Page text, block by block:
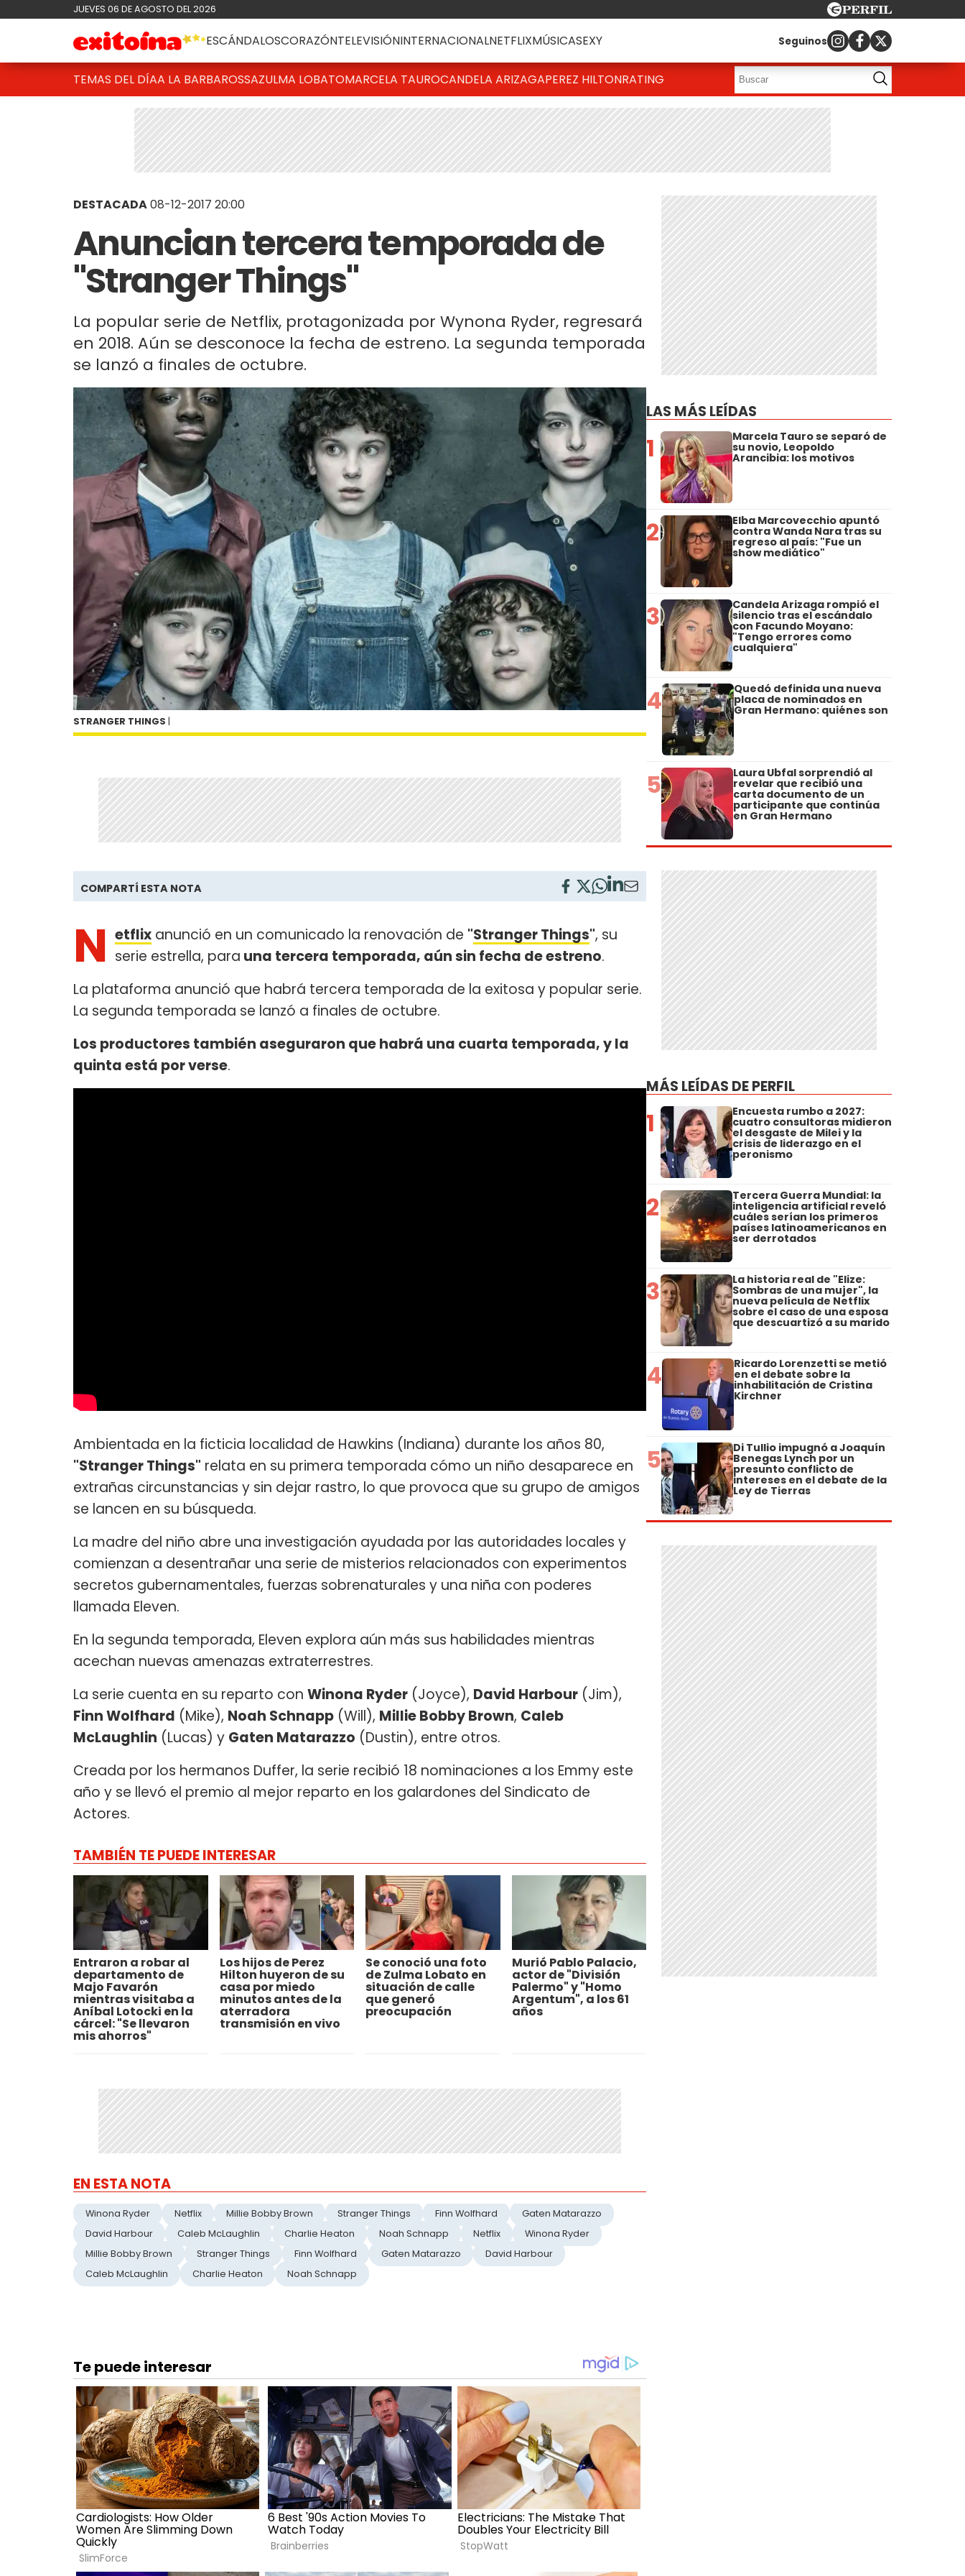
JUEVES 06 DE AGOSTO DEL 2026
ESCÁNDALOSCORAZÓNTELEVISIÓNINTERNACIONALNETFLIXMÚSICASEXY Seguinos
TEMAS DEL DÍAA LA BARBAROSSAZULMA LOBATOMARCELA TAUROCANDELA ARIZAGAPEREZ HILTONRATING
DESTACADA08-12-2017 20:00
Anuncian tercera temporada de
"Stranger Things"
La popular serie de Netflix, protagonizada por Wynona Ryder, regresará
en 2018. Aún se desconoce la fecha de estreno. La segunda temporada
se lanzó a finales de octubre.
STRANGER THINGS |
COMPARTÍ ESTA NOTA
N etflix anunció en un comunicado la renovación de "Stranger Things", su
serie estrella, para una tercera temporada, aún sin fecha de estreno.
La plataforma anunció que habrá tercera temporada de la exitosa y popular serie.
La segunda temporada se lanzó a finales de octubre.
Los productores también aseguraron que habrá una cuarta temporada, y la
quinta está por verse.
Ambientada en la ficticia localidad de Hawkins (Indiana) durante los años 80,
"Stranger Things" relata en su primera temporada cómo un niño desaparece en
extrañas circunstancias y sin dejar rastro, lo que provoca que su grupo de amigos
se lancen en su búsqueda.
La madre del niño abre una investigación ayudada por las autoridades locales y
comienzan a desentrañar una serie de misterios relacionados con experimentos
secretos gubernamentales, fuerzas sobrenaturales y una niña con poderes
llamada Eleven.
En la segunda temporada, Eleven explora aún más sus habilidades mientras
acechan nuevas amenazas extraterrestres.
La serie cuenta en su reparto con Winona Ryder (Joyce), David Harbour (Jim),
Finn Wolfhard (Mike), Noah Schnapp (Will), Millie Bobby Brown, Caleb
McLaughlin (Lucas) y Gaten Matarazzo (Dustin), entre otros.
Creada por los hermanos Duffer, la serie recibió 18 nominaciones a los Emmy este
año y se llevó el premio al mejor reparto en los galardones del Sindicato de
Actores.
TAMBIÉN TE PUEDE INTERESAR
Entraron a robar al
departamento de
Majo Favarón
mientras visitaba a
Aníbal Lotocki en la
cárcel: "Se llevaron
mis ahorros"
Los hijos de Perez
Hilton huyeron de su
casa por miedo
minutos antes de la
aterradora
transmisión en vivo
Se conoció una foto
de Zulma Lobato en
situación de calle
que generó
preocupación
Murió Pablo Palacio,
actor de "División
Palermo" y "Homo
Argentum", a los 61
años
EN ESTA NOTA
Winona Ryder Netflix Millie Bobby Brown Stranger Things Finn Wolfhard
Gaten Matarazzo
David Harbour
Caleb McLaughlin Charlie Heaton Noah Schnapp Netflix
Winona Ryder
Millie Bobby Brown
Stranger Things Finn Wolfhard Gaten Matarazzo
David Harbour
Caleb McLaughlin
Charlie Heaton Noah Schnapp
LAS MÁS LEÍDAS
1 Marcela Tauro se separó de
su novio, Leopoldo
Arancibia: los motivos
2 Elba Marcovecchio apuntó
contra Wanda Nara tras su
regreso al país: "Fue un
show mediático"
3 Candela Arizaga rompió el
silencio tras el escándalo
con Facundo Moyano:
"Tengo errores como
cualquiera"
4 Quedó definida una nueva
placa de nominados en
Gran Hermano: quiénes son
5 Laura Ubfal sorprendió al
revelar que recibió una
carta documento de un
participante que continúa
en Gran Hermano
MÁS LEÍDAS DE PERFIL
1 Encuesta rumbo a 2027:
cuatro consultoras midieron
el desgaste de Milei y la
crisis de liderazgo en el
peronismo
2 Tercera Guerra Mundial: la
inteligencia artificial reveló
cuáles serían los primeros
países latinoamericanos en
ser derrotados
3 La historia real de "Elize:
Sombras de una mujer", la
nueva película de Netflix
sobre el caso de una esposa
que descuartizó a su marido
4 Ricardo Lorenzetti se metió
en el debate sobre la
inhabilitación de Cristina
Kirchner
5 Di Tullio impugnó a Joaquín
Benegas Lynch por un
presunto conflicto de
intereses en el debate de la
Ley de Tierras